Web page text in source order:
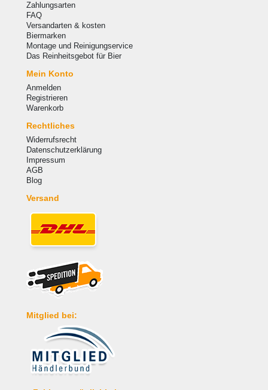
Zahlungsarten
FAQ
Versandarten & kosten
Biermarken
Montage und Reinigungservice
Das Reinheitsgebot für Bier
Mein Konto
Anmelden
Registrieren
Warenkorb
Rechtliches
Widerrufsrecht
Datenschutzerklärung
Impressum
AGB
Blog
Versand
Mitglied bei: